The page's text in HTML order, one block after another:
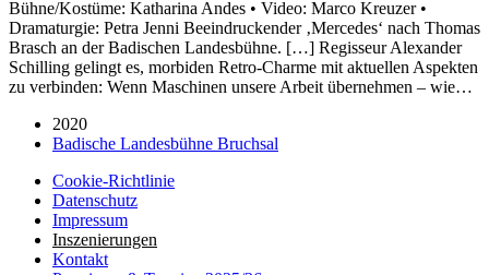
Bühne/Kostüme: Katharina Andes • Video: Marco Kreuzer •
Dramaturgie: Petra Jenni Beeindruckender ‚Mercedes‘ nach Thomas
Brasch an der Badischen Landesbühne. […] Regisseur Alexander
Schilling gelingt es, morbiden Retro-Charme mit aktuellen Aspekten
zu verbinden: Wenn Maschinen unsere Arbeit übernehmen – wie…
2020
Badische Landesbühne Bruchsal
Cookie-Richtlinie
Datenschutz
Impressum
Inszenierungen
Kontakt